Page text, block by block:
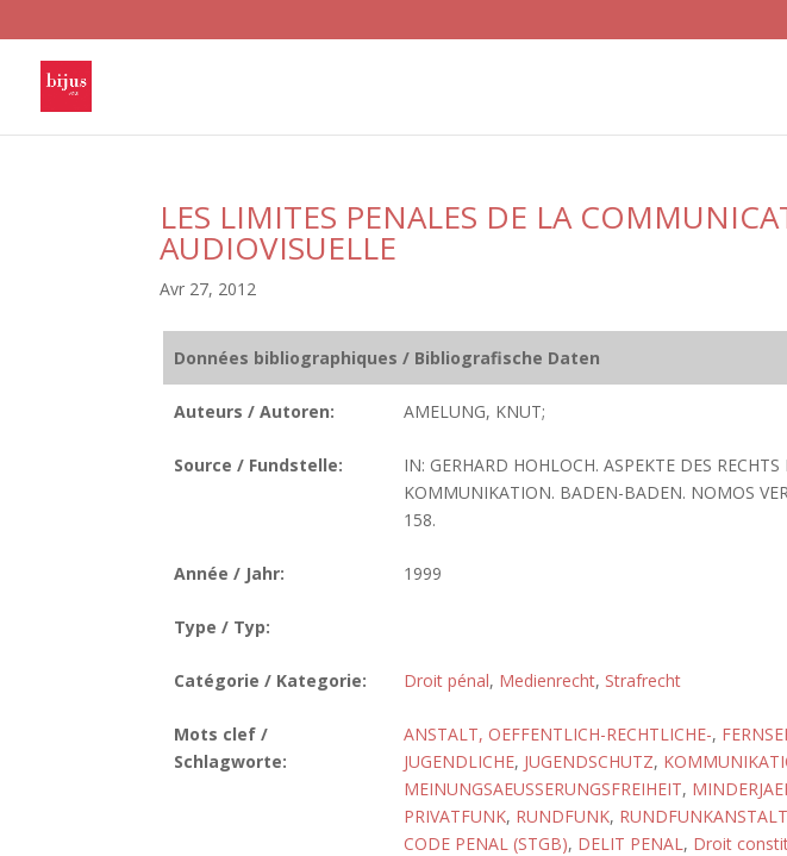
LES LIMITES PENALES DE LA
AUDIOVISUELLE
Avr 27, 2012
Données bibliographiques / Bibliografische Daten
Auteurs / Autoren: AMELUNG, KNUT;
Source / Fundstelle:
IN: GERHARD HOHLOCH. ASPEKTE DES
KOMMUNIKATION. BADEN-BADEN. NOMOS
158.
Année / Jahr: 1999
Type / Typ:
Catégorie / Kategorie: Droit pénal, Medienrecht, Strafrecht
Mots clef /
Schlagworte:
ANSTALT, OEFFENTLICH-RECHTLICHE-,
JUGENDLICHE, JUGENDSCHUTZ,
MEINUNGSAEUSSERUNGSFREIHEIT,
PRIVATFUNK, RUNDFUNK, RUNDFUNKANSTALT
CODE PENAL (STGB), DELIT PENAL, Droit